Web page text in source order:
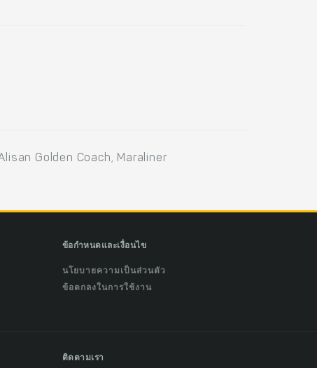
Golden Coach, Maraliner
ข้อกำหนดและเงื่อนไข
นโยบายความเป็นส่วนตัว
ข้อตกลงในการใช้งาน
ติดตามเรา